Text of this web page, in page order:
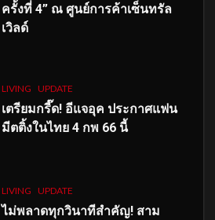
ครั้งที่ 4” ณ ศูนย์การค้าเซ็นทรัล
เวิลด์
LIVING UPDATE
เตรียมกรี๊ด! อีแจอุค ประกาศแฟน
มีตติ้งในไทย 4 กพ 66 นี้
LIVING UPDATE
ไม่พลาดทุกวินาทีสำคัญ! สาม